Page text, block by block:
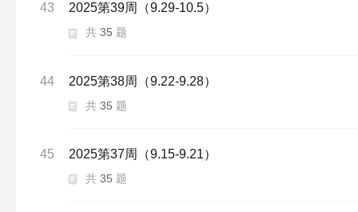
43 2025第39周（9.29-10.5）
共 35 题
44 2025第38周（9.22-9.28）
共 35 题
45 2025第37周（9.15-9.21）
共 35 题